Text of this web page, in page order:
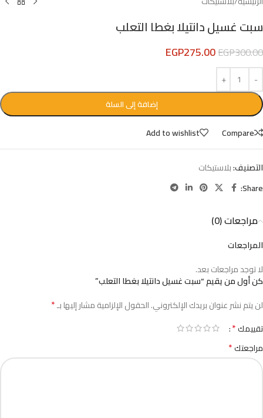
سبت غسيل دانتيلا بغطا التعلب
EGP300.00
EGP275.00
إضافة إلى السلة
Compare
Add to wishlist
التصنيف:بلاستيكات
Share:
مراجعات (0)
المراجعات
لا توجد مراجعات بعد.
كن أول من يقيم “سبت غسيل دانتيلا بغطا التعلب”
لن يتم نشر عنوان بريدك الإلكتروني.الحقول الإلزامية مشار إليها بـ*
تقييمك*
مراجعتك*